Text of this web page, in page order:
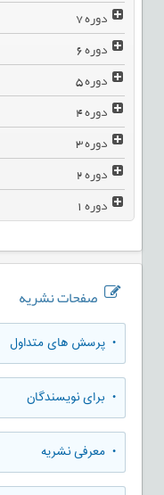
دوره7
دوره6
دوره5
دوره4
دوره3
دوره2
دوره1
صفحات نشریه
• پرسش های متداول
• برای نویسندگان
• معرفی نشریه